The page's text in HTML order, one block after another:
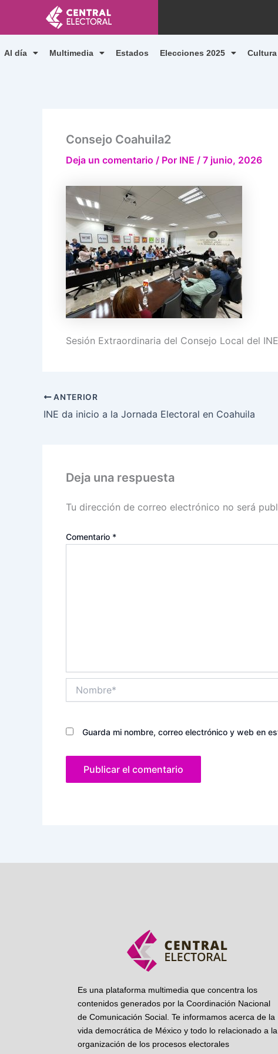
contenido
Al día Multimedia Estados Elecciones 2025
Consejo Coahuila2
Deja un comentario / Por INE / 7 junio, 2026
Sesión Extraordinaria del Consejo Local del
ANTERIOR
INE da inicio a la Jornada Electoral en Coahuila
Deja una respuesta
Tu dirección de correo electrónico no será
Comentario *
Guarda mi nombre, correo electrónico y web en
Es una plataforma multimedia que concentra los
contenidos generados por la Coordinación Nacional
de Comunicación Social. Te informamos acerca de la
vida democrática de México y todo lo relacionado a la
organización de los procesos electorales